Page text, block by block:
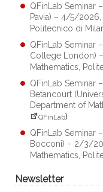
QFinLab Seminar
Pavia) – 4/5/2026,
Politecnico di
QFinLab Seminar
College London)
Mathematics,
QFinLab Seminar
Betancourt
Department of
QFinLab)
QFinLab Seminar
Bocconi) – 2/3/
Mathematics,
Newsletter